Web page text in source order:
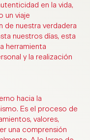
en la vida,
un viaje
de nuestra verdadera
nuestros días, esta
herramienta
y la realización
hacia la
Es el proceso de
valores,
una comprensión